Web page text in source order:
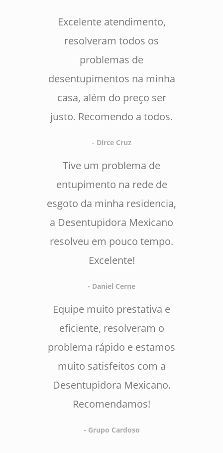
Excelente atendimento,
resolveram todos os
problemas de
desentupimentos na minha
casa, além do preço ser
justo. Recomendo a todos.
- Dirce Cruz
Tive um problema de
entupimento na rede de
esgoto da minha residencia,
a Desentupidora Mexicano
resolveu em pouco tempo.
Excelente!
- Daniel Cerne
Equipe muito prestativa e
eficiente, resolveram o
problema rápido e estamos
muito satisfeitos com a
Desentupidora Mexicano.
Recomendamos!
- Grupo Cardoso